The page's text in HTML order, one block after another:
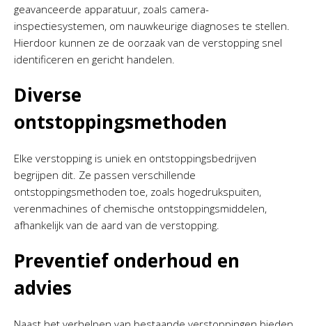
geavanceerde apparatuur, zoals camera-
inspectiesystemen, om nauwkeurige diagnoses te stellen.
Hierdoor kunnen ze de oorzaak van de verstopping snel
identificeren en gericht handelen.
Diverse
ontstoppingsmethoden
Elke verstopping is uniek en ontstoppingsbedrijven
begrijpen dit. Ze passen verschillende
ontstoppingsmethoden toe, zoals hogedrukspuiten,
verenmachines of chemische ontstoppingsmiddelen,
afhankelijk van de aard van de verstopping.
Preventief onderhoud en
advies